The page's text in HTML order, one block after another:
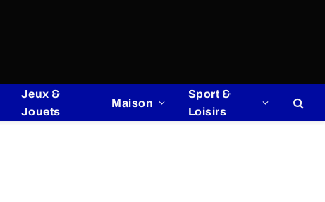
Jeux &
Jouets
Maison
Sport &
Loisirs